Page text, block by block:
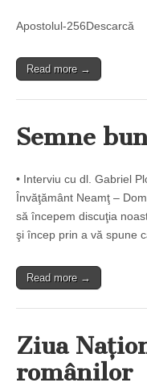
Apostolul-256Descarcă
Read more →
Semne
• Interviu cu dl. Gabriel
Învăţământ Neamţ –
să începem discuţia
şi încep prin a vă spune
Read more →
Ziua
românilor